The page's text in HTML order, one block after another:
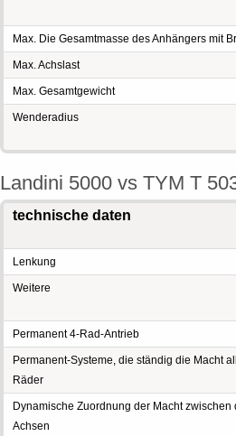
Max. Die Gesamtmasse des Anhängers mit
Max. Achslast
Max. Gesamtgewicht
Wenderadius
Landini 5000 vs TYM T
technische daten
Lenkung
Weitere
Permanent 4-Rad-Antrieb
Permanent-Systeme, die ständig die Macht
Räder
Dynamische Zuordnung der Macht zwischen
Achsen